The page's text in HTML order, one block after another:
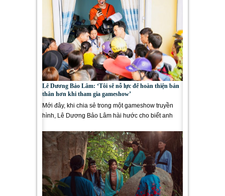
Lê Dương Bảo Lâm: ‘Tôi sẽ nỗ lực để hoàn thiện bản
thân hơn khi tham gia gameshow’
Mới đây, khi chia sẻ trong một gameshow truyền
hình, Lê Dương Bảo Lâm hài hước cho biết anh